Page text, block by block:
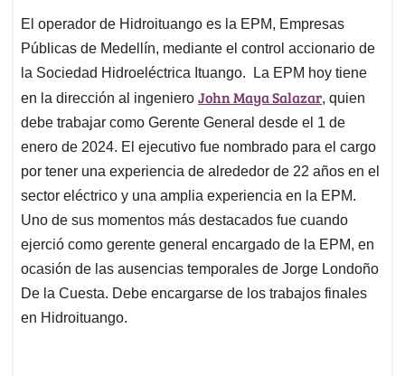
El operador de Hidroituango es la EPM, Empresas
Públicas de Medellín, mediante el control accionario de
la Sociedad Hidroeléctrica Ituango. La EPM hoy tiene
en la dirección al ingeniero John Maya Salazar, quien
debe trabajar como Gerente General desde el 1 de
enero de 2024. El ejecutivo fue nombrado para el cargo
por tener una experiencia de alrededor de 22 años en el
sector eléctrico y una amplia experiencia en la EPM.
Uno de sus momentos más destacados fue cuando
ejerció como gerente general encargado de la EPM, en
ocasión de las ausencias temporales de Jorge Londoño
De la Cuesta. Debe encargarse de los trabajos finales
en Hidroituango.